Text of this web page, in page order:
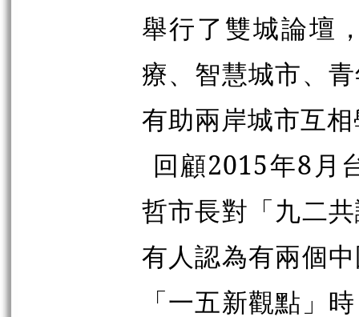
舉行了雙城論壇
療、智慧城市、
有助兩岸城市互
回顧2015年8月
哲市長對「九二
有人認為有兩個
「一五新觀點」